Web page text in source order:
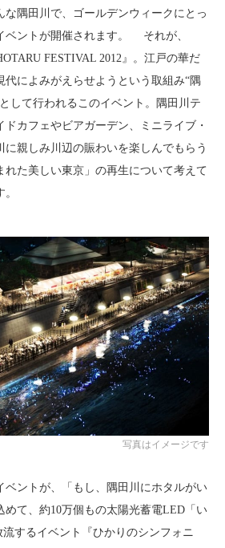
隅田川で、ゴールデンウィークにとっ
ベントが開催されます。 それが、
FESTIVAL 2012』。江戸の華だ
代によみがえらせようという取組み“隅
して行われるこのイベント。隅田川テ
カフェやビアガーデン、ミニライブ・
に親しみ川辺の賑わいを楽しんでもらう
れた美しい東京」の再生について考えて
写真はイメージです
ントが、「もし、隅田川にホタルがい
て、約10万個もの太陽光蓄電LED「い
するイベント『ひかりのシンフォニ